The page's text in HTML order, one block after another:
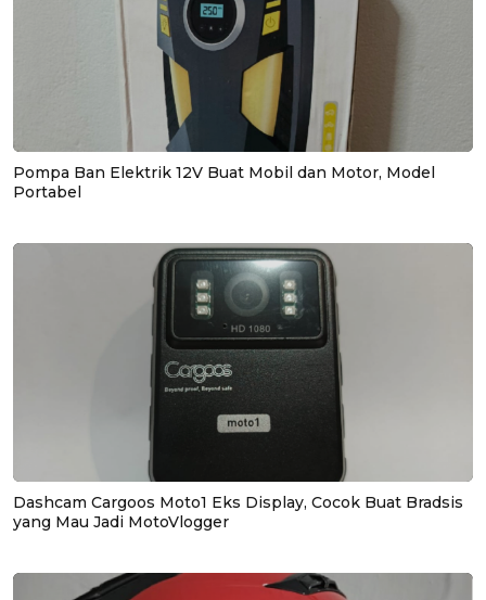
Pompa Ban Elektrik 12V Buat Mobil dan Motor, Model
Portabel
Dashcam Cargoos Moto1 Eks Display, Cocok Buat Bradsis
yang Mau Jadi MotoVlogger